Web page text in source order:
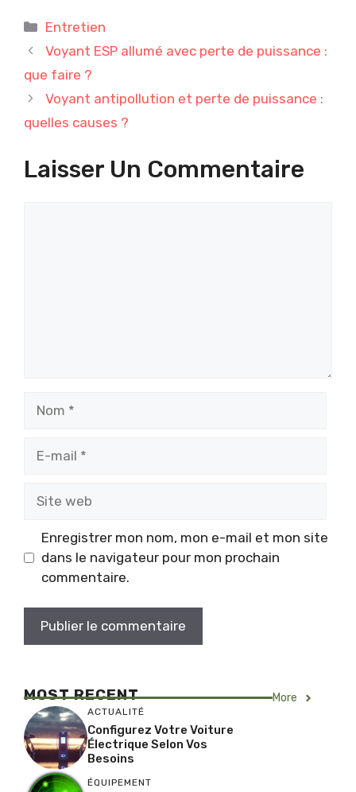
Catégories
Entretien
Voyant ESP allumé avec perte de puissance :
que faire ?
Voyant antipollution et perte de puissance :
quelles causes ?
Laisser Un Commentaire
mail
web
Enregistrer mon nom, mon e-mail et mon site
dans le navigateur pour mon prochain
commentaire.
MOST RECENT More
ACTUALITÉ
Configurez Votre Voiture
Électrique Selon Vos
Besoins
ÉQUIPEMENT